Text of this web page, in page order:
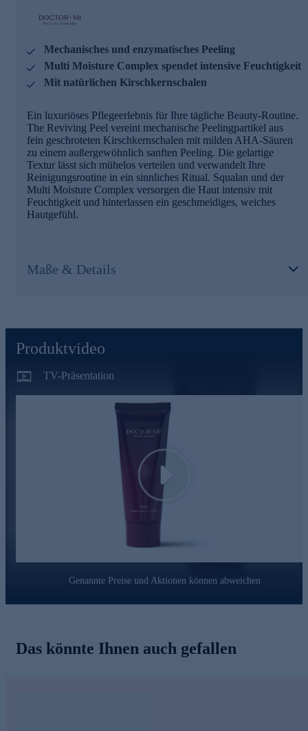
Mechanisches und enzymatisches Peeling
Multi Moisture Complex spendet intensive Feuchtigkeit
Mit natürlichen Kirschkernschalen
Ein luxuriöses Pflegeerlebnis für Ihre tägliche Beauty-Routine.
The Reviving Peel vereint mechanische Peelingpartikel aus
fein geschroteten Kirschkernschalen mit milden AHA-Säuren
zu einem außergewöhnlich sanften Peeling. Die gelartige
Textur lässt sich mühelos verteilen und verwandelt Ihre
Reinigungsroutine in ein sinnliches Ritual. Squalan und der
Multi Moisture Complex versorgen die Haut intensiv mit
Feuchtigkeit und hinterlassen ein geschmeidiges, weiches
Hautgefühl.
Maße & Details
Produktvideo
TV-Präsentation
Genannte Preise und Aktionen können abweichen
Das könnte Ihnen auch gefallen